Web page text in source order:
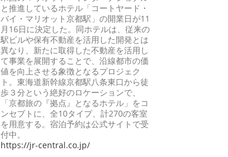
と推進しているホテル「コートヤード・
バイ・マリオット京都駅」の開業日が11
月16日に決定した。同ホテルは、従来の
駅ビルや保有不動産を活用した開発とは
異なり、新たに取得した不動産を活用し
て事業を展開することで、沿線都市の価
値を向上させる象徴となるプロジェク
ト。東海道新幹線京都駅八条東口から徒
歩３分という絶好のロケーションで、
「京都旅の『拠点』となるホテル」をコ
ンセプトに、全10タイプ、計270の客室
を用意する。宿泊予約は公式サイトで受
付中。
https://jr-central.co.jp/